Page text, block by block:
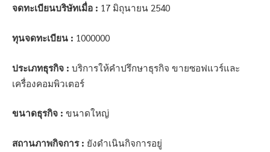
จดทะเบียนบริษัทเมื่อ : 17 มิถุนายน 2540
ทุนจดทะเบียน : 1000000
ประเภทธุรกิจ : บริการให้คำปรึกษาธุรกิจ ขายซอฟแวร์และ
เครื่องคอมพิวเตอร์
ขนาดธุรกิจ : ขนาดใหญ่
สถานภาพกิจการ : ยังดำเนินกิจการอยู่